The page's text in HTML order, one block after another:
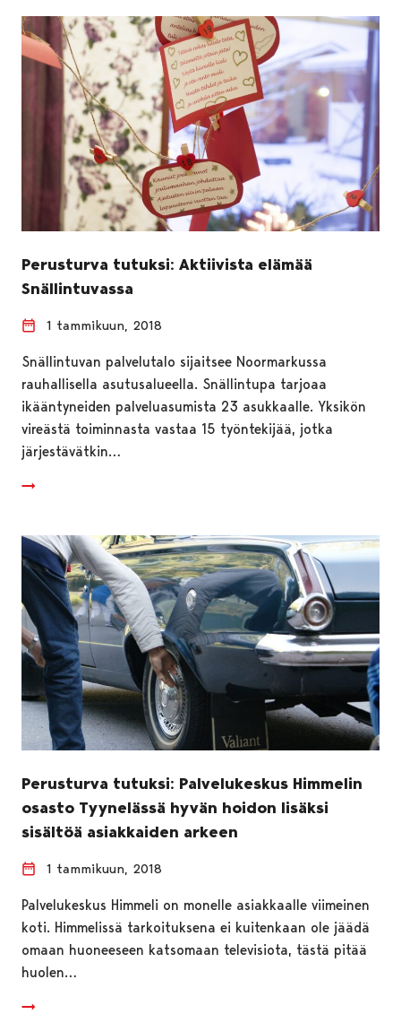
Perusturva tutuksi: Aktiivista elämää
Snällintuvassa
1 tammikuun, 2018
Snällintuvan palvelutalo sijaitsee Noormarkussa
rauhallisella asutusalueella. Snällintupa tarjoaa
ikääntyneiden palveluasumista 23 asukkaalle. Yksikön
vireästä toiminnasta vastaa 15 työntekijää, jotka
järjestävätkin…
Perusturva tutuksi: Palvelukeskus Himmelin
osasto Tyynelässä hyvän hoidon lisäksi
sisältöä asiakkaiden arkeen
1 tammikuun, 2018
Palvelukeskus Himmeli on monelle asiakkaalle viimeinen
koti. Himmelissä tarkoituksena ei kuitenkaan ole jäädä
omaan huoneeseen katsomaan televisiota, tästä pitää
huolen…